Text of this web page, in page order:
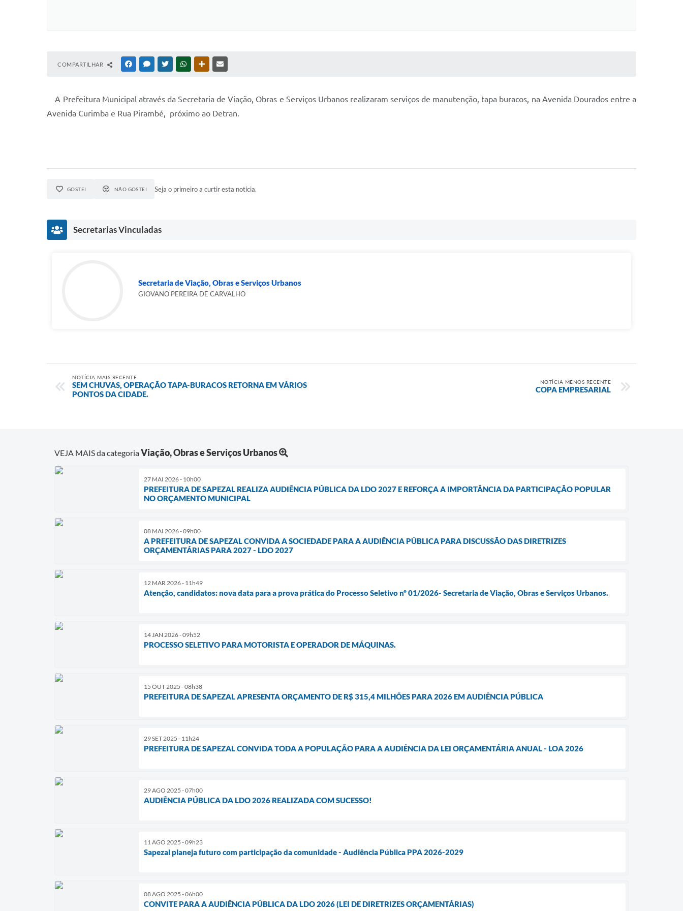
COMPARTILHAR FACEBOOKMESSENGER
TWITTERWHATSAPPOUTRAS MÍDIAS
A Prefeitura Municipal através da Secretaria de Viação, Obras e Serviços Urbanos realizaram serviços de manutenção, tapa buracos, na Avenida Dourados entre a
Avenida Curimba e Rua Pirambé, próximo ao Detran.
GOSTEI NÃO GOSTEI Seja o primeiro a curtir esta notícia.
Secretarias Vinculadas
Secretaria de Viação, Obras e Serviços Urbanos
GIOVANO PEREIRA DE CARVALHO
NOTÍCIA MAIS RECENTE
SEM CHUVAS, OPERAÇÃO TAPA-BURACOS RETORNA EM VÁRIOS
PONTOS DA CIDADE.
NOTÍCIA MENOS RECENTE
COPA EMPRESARIAL
VEJA MAIS da categoriaViação, Obras e Serviços Urbanos
27 MAI 2026 - 10h00
PREFEITURA DE SAPEZAL REALIZA AUDIÊNCIA PÚBLICA DA LDO 2027 E REFORÇA A IMPORTÂNCIA DA PARTICIPAÇÃO POPULAR
NO ORÇAMENTO MUNICIPAL
08 MAI 2026 - 09h00
A PREFEITURA DE SAPEZAL CONVIDA A SOCIEDADE PARA A AUDIÊNCIA PÚBLICA PARA DISCUSSÃO DAS DIRETRIZES
ORÇAMENTÁRIAS PARA 2027 - LDO 2027
12 MAR 2026 - 11h49
Atenção, candidatos: nova data para a prova prática do Processo Seletivo nº 01/2026- Secretaria de Viação, Obras e Serviços Urbanos.
14 JAN 2026 - 09h52
PROCESSO SELETIVO PARA MOTORISTA E OPERADOR DE MÁQUINAS.
15 OUT 2025 - 08h38
PREFEITURA DE SAPEZAL APRESENTA ORÇAMENTO DE R$ 315,4 MILHÕES PARA 2026 EM AUDIÊNCIA PÚBLICA
29 SET 2025 - 11h24
PREFEITURA DE SAPEZAL CONVIDA TODA A POPULAÇÃO PARA A AUDIÊNCIA DA LEI ORÇAMENTÁRIA ANUAL - LOA 2026
29 AGO 2025 - 07h00
AUDIÊNCIA PÚBLICA DA LDO 2026 REALIZADA COM SUCESSO!
11 AGO 2025 - 09h23
Sapezal planeja futuro com participação da comunidade - Audiência Pública PPA 2026-2029
08 AGO 2025 - 06h00
CONVITE PARA A AUDIÊNCIA PÚBLICA DA LDO 2026 (LEI DE DIRETRIZES ORÇAMENTÁRIAS)